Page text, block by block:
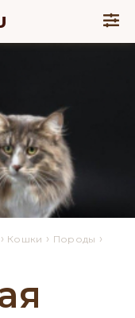
› Кошки › Породы ›